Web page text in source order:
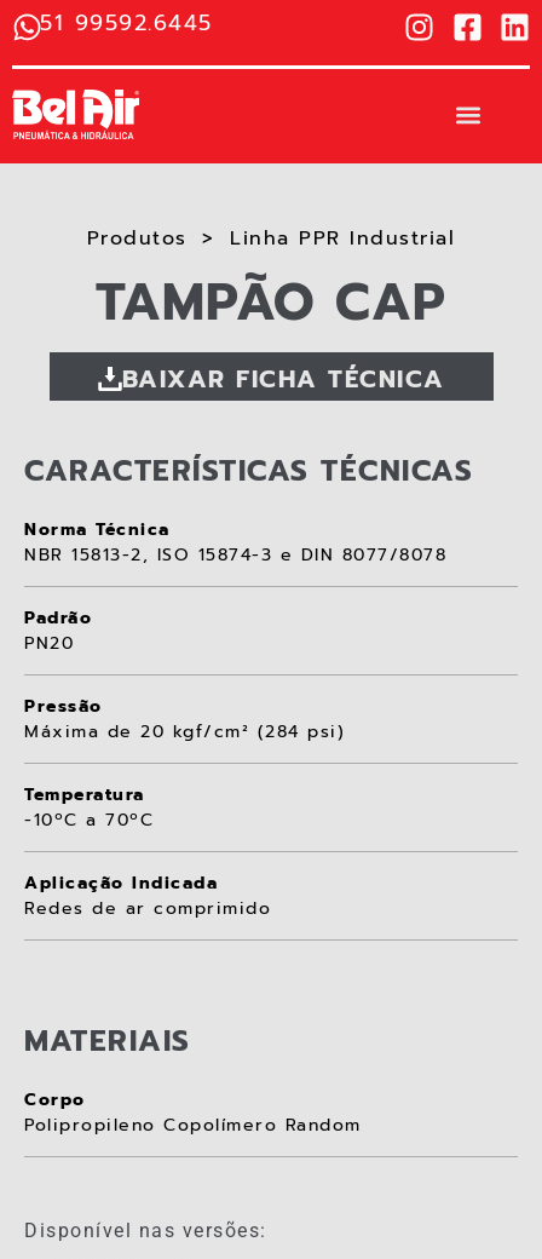
51 99592.6445
Produtos Linha PPR Industrial
TAMPÃO CAP
BAIXAR FICHA TÉCNICA
CARACTERÍSTICAS TÉCNICAS
Norma Técnica
NBR 15813-2, ISO 15874-3 e DIN 8077/8078
Padrão
PN20
Pressão
Máxima de 20 kgf/cm² (284 psi)
Temperatura
-10ºC a 70ºC
Aplicação Indicada
Redes de ar comprimido
MATERIAIS
Corpo
Polipropileno Copolímero Random
Disponível nas versões: